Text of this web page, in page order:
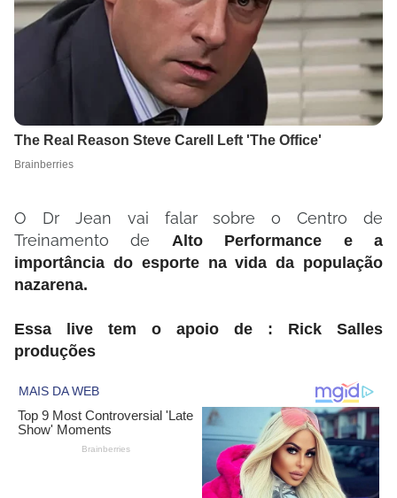
O Dr Jean vai falar sobre o Centro de
Treinamento de Alto Performance e a
importância do esporte na vida da população
nazarena.
Essa live tem o apoio de : Rick Salles
produções